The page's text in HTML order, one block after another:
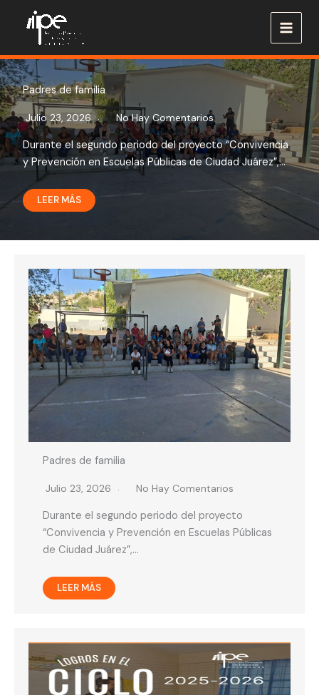
contenido
Padres de familia
Julio 23, 2026 No Hay Comentarios
Durante el segundo periodo del proyecto “Convivencia
y Prevención en Escuelas Públicas de Ciudad Juárez”,…
LEER MÁS
Padres de familia
Julio 23, 2026 No Hay Comentarios
Durante el segundo periodo del proyecto
“Convivencia y Prevención en Escuelas Públicas
de Ciudad Juárez”,…
LEER MÁS